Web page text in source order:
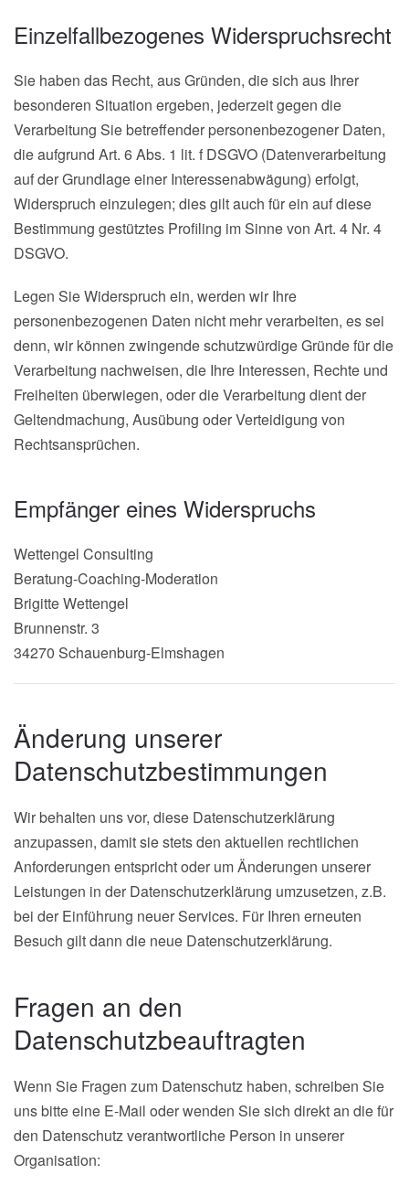
Einzelfallbezogenes Widerspruchsrecht
Sie haben das Recht, aus Gründen, die sich aus Ihrer
besonderen Situation ergeben, jederzeit gegen die
Verarbeitung Sie betreffender personenbezogener Daten,
die aufgrund Art. 6 Abs. 1 lit. f DSGVO (Datenverarbeitung
auf der Grundlage einer Interessenabwägung) erfolgt,
Widerspruch einzulegen; dies gilt auch für ein auf diese
Bestimmung gestütztes Profiling im Sinne von Art. 4 Nr. 4
DSGVO.
Legen Sie Widerspruch ein, werden wir Ihre
personenbezogenen Daten nicht mehr verarbeiten, es sei
denn, wir können zwingende schutzwürdige Gründe für die
Verarbeitung nachweisen, die Ihre Interessen, Rechte und
Freiheiten überwiegen, oder die Verarbeitung dient der
Geltendmachung, Ausübung oder Verteidigung von
Rechtsansprüchen.
Empfänger eines Widerspruchs
Wettengel Consulting
Beratung-Coaching-Moderation
Brigitte Wettengel
Brunnenstr. 3
34270 Schauenburg-Elmshagen
Änderung unserer
Datenschutzbestimmungen
Wir behalten uns vor, diese Datenschutzerklärung
anzupassen, damit sie stets den aktuellen rechtlichen
Anforderungen entspricht oder um Änderungen unserer
Leistungen in der Datenschutzerklärung umzusetzen, z.B.
bei der Einführung neuer Services. Für Ihren erneuten
Besuch gilt dann die neue Datenschutzerklärung.
Fragen an den
Datenschutzbeauftragten
Wenn Sie Fragen zum Datenschutz haben, schreiben Sie
uns bitte eine E-Mail oder wenden Sie sich direkt an die für
den Datenschutz verantwortliche Person in unserer
Organisation: